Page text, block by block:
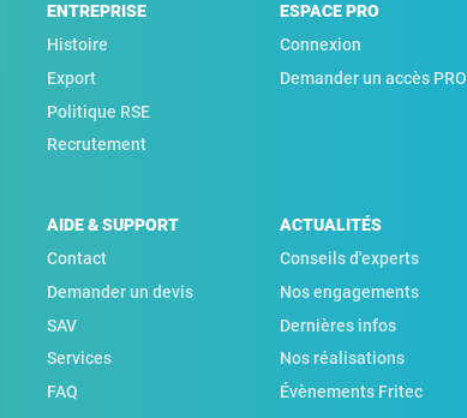
ENTREPRISE
Histoire
Export
Politique RSE
Recrutement
ESPACE PRO
Connexion
Demander un accès PRO
AIDE & SUPPORT
Contact
Demander un devis
SAV
Services
FAQ
ACTUALITÉS
Conseils d'experts
Nos engagements
Dernières infos
Nos réalisations
Évènements Fritec